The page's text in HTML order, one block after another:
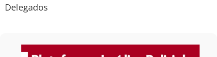
Delegados